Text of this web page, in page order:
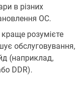
в різних
ОС.
розумієте
обслуговування,
(наприклад,
DDR).